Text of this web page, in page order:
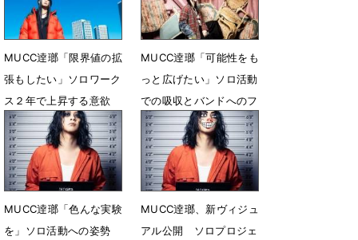
MUCC逹瑯「限界値の拡
張もしたい」ソロワーク
ス２年で上昇する意欲
12月6日 18時00分
MUCC逹瑯「可能性をも
っと広げたい」ソロ活動
での吸収とバンドへのフ
ィードバックとは
3月15日 12時00分
MUCC逹瑯「色んな実験
を」ソロ活動への姿勢
MUCC逹瑯、新ヴィジュ
アル公開 ソロプロジェ